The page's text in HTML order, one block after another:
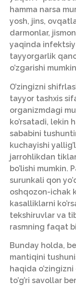
hamma narsa
yosh, jins,
darmonlar,
yaqinda
tayyorgarlik
o’zgarishi
O’zingizni
tayyor tashxis
organizmdagi
ko’rsatadi, lekin
sababini
kuchayishi
jarrohlikdan
bo’lishi mumkin.
surunkali qon
oshqozon-ichak
kasalliklarni
tekshiruvlar va
rasmning faqat
Bunday holda,
mantiqini
haqida
to’g’ri savollar